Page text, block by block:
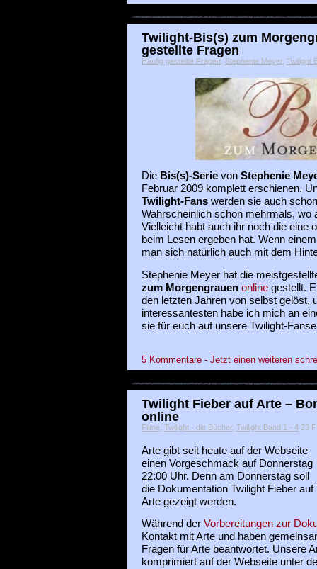
Twilight-Bis(s) zum
gestellte Fragen
Häufig gestellte Fragen, Stephenie Meyer, Twilight
Die Bis(s)-Serievon Stephenie
Februar 2009 komplett erschienen.
Twilight-Fanswerden sie auch
Wahrscheinlich schon mehrmals, wo
Vielleicht habt auch ihr noch die eine
beim Lesen ergeben hat. Wenn
man sich natürlich auch mit dem
Stephenie Meyer hat die
zum Morgengrauen onlinegestellt.
den letzten Jahren von selbst gelöst,
interessantesten habe ich mich an
sie für euch auf unsere Twilight-
5 Kommentare - Jetzt einen weiteren
Twilight Fieber auf Arte –
online
Filme, Twilight - die Bücher, Twilight Band 1 - 423
Arte gibt seit heute auf der Webseite
einen Vorgeschmack auf Donnerstag
22:00 Uhr. Denn am Donnerstag soll
die Dokumentation Twilight Fieber auf
Arte gezeigt werden.
Während der Vorbereitungen zur
Kontakt mit Arte und haben
Fragen für Arte beantwortet. Unsere
komprimiert auf der Webseite unter